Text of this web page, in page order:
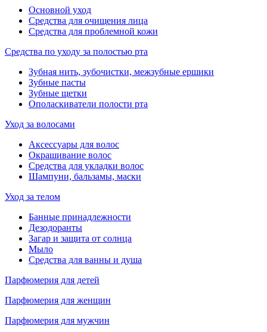
Основной уход
Средства для очищения лица
Средства для проблемной кожи
Средства по уходу за полостью рта
Зубная нить, зубочистки, межзубные ершики
Зубные пасты
Зубные щетки
Ополаскиватели полости рта
Уход за волосами
Аксессуары для волос
Окрашивание волос
Средства для укладки волос
Шампуни, бальзамы, маски
Уход за телом
Банные принадлежности
Дезодоранты
Загар и защита от солнца
Мыло
Средства для ванны и душа
Парфюмерия для детей
Парфюмерия для женщин
Парфюмерия для мужчин